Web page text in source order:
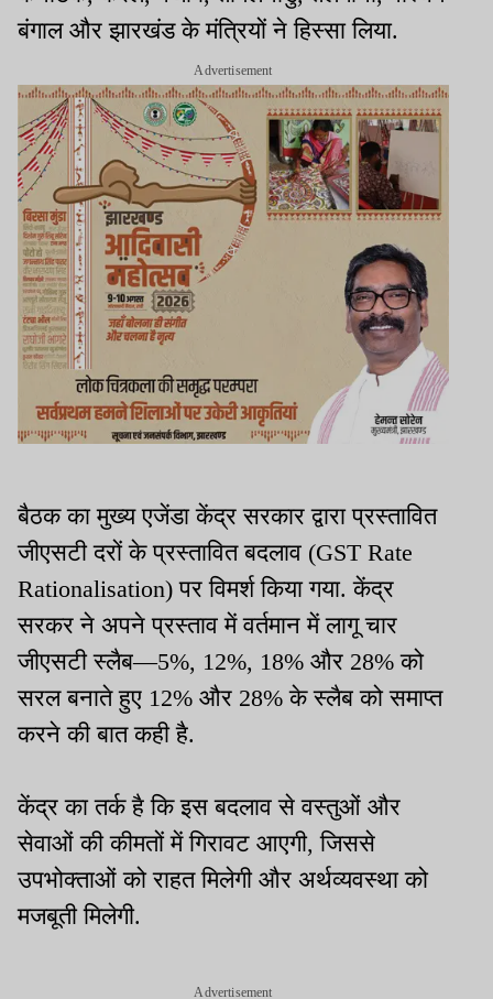
बंगाल और झारखंड के मंत्रियों ने हिस्सा लिया.
Advertisement
बैठक का मुख्य एजेंडा केंद्र सरकार द्वारा प्रस्तावित
जीएसटी दरों के प्रस्तावित बदलाव (GST Rate
Rationalisation) पर विमर्श किया गया. केंद्र
सरकर ने अपने प्रस्ताव में वर्तमान में लागू चार
जीएसटी स्लैब—5%, 12%, 18% और 28% को
सरल बनाते हुए 12% और 28% के स्लैब को समाप्त
करने की बात कही है.
केंद्र का तर्क है कि इस बदलाव से वस्तुओं और
सेवाओं की कीमतों में गिरावट आएगी, जिससे
उपभोक्ताओं को राहत मिलेगी और अर्थव्यवस्था को
मजबूती मिलेगी.
Advertisement